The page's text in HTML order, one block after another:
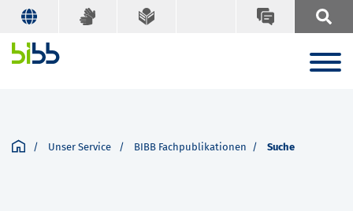
Unser Service BIBB Fachpublikationen Suche